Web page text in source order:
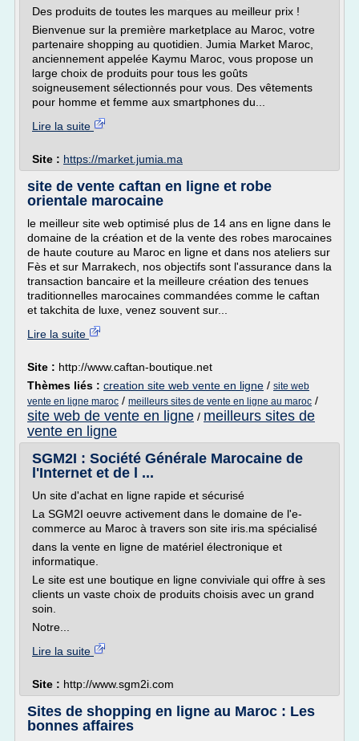
Des produits de toutes les marques au meilleur prix !
Bienvenue sur la première marketplace au Maroc, votre
partenaire shopping au quotidien. Jumia Market Maroc,
anciennement appelée Kaymu Maroc, vous propose un
large choix de produits pour tous les goûts
soigneusement sélectionnés pour vous. Des vêtements
pour homme et femme aux smartphones du...
Lire la suite
Site : https://market.jumia.ma
site de vente caftan en ligne et robe
orientale marocaine
le meilleur site web optimisé plus de 14 ans en ligne dans le
domaine de la création et de la vente des robes marocaines
de haute couture au Maroc en ligne et dans nos ateliers sur
Fès et sur Marrakech, nos objectifs sont l'assurance dans la
transaction bancaire et la meilleure création des tenues
traditionnelles marocaines commandées comme le caftan
et takchita de luxe, venez souvent sur...
Lire la suite
Site : http://www.caftan-boutique.net
Thèmes liés : creation site web vente en ligne / site web
vente en ligne maroc / meilleurs sites de vente en ligne au maroc /
site web de vente en ligne / meilleurs sites de
vente en ligne
SGM2I : Société Générale Marocaine de
l'Internet et de l ...
Un site d'achat en ligne rapide et sécurisé
La SGM2I oeuvre activement dans le domaine de l'e-
commerce au Maroc à travers son site iris.ma spécialisé
dans la vente en ligne de matériel électronique et
informatique.
Le site est une boutique en ligne conviviale qui offre à ses
clients un vaste choix de produits choisis avec un grand
soin.
Notre...
Lire la suite
Site : http://www.sgm2i.com
Sites de shopping en ligne au Maroc : Les
bonnes affaires